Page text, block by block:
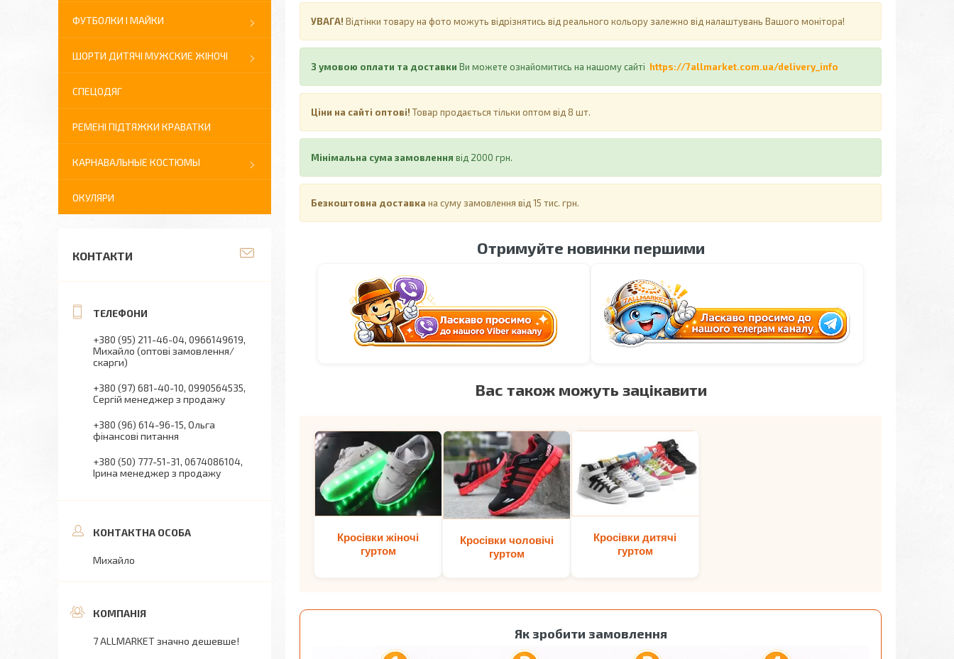
УВАГА! Відтінки товару на фото можуть відрізнятись від реального кольору залежно від налаштувань Вашого монітора!
З умовою оплати та доставки Ви можете ознайомитись на нашому сайті https://7allmarket.com.ua/delivery_info
Ціни на сайті оптові! Товар продається тільки оптом від 8 шт.
Мінімальна сума замовлення від 2000 грн.
Безкоштовна доставка на суму замовлення від 15 тис. грн.
Отримуйте новинки першими
Вас також можуть зацікавити
Кросівки жіночі
гуртом
Кросівки чоловічі
гуртом
Кросівки дитячі
гуртом
Як зробити замовлення
ФУТБОЛКИ І МАЙКИ
ШОРТИ ДИТЯЧІ МУЖСКИЕ ЖІНОЧІ
СПЕЦОДЯГ
РЕМЕНІ ПІДТЯЖКИ КРАВАТКИ
КАРНАВАЛЬНЫЕ КОСТЮМЫ
ОКУЛЯРИ
КОНТАКТИ
+380 (95) 211-46-04 0966149619
Михайло (оптові замовлення/
скарги)
+380 (97) 681-40-10 0990564535
Сергій менеджер з продажу
+380 (96) 614-96-15 Ольга
фінансові питання
+380 (50) 777-51-31 0674086104
Ірина менеджер з продажу
Михайло
7 ALLMARKET значно дешевше!